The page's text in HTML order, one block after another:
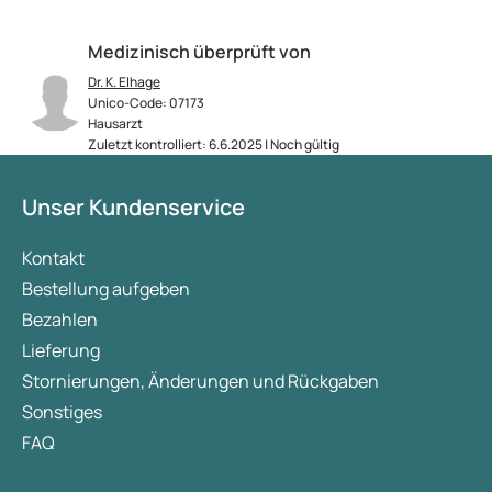
Medizinisch überprüft von
Dr. K. Elhage
Unico-Code: 07173
Hausarzt
Zuletzt kontrolliert: 6.6.2025 | Noch gültig
Unser Kundenservice
Kontakt
Bestellung aufgeben
Bezahlen
Lieferung
Stornierungen, Änderungen und Rückgaben
Sonstiges
FAQ